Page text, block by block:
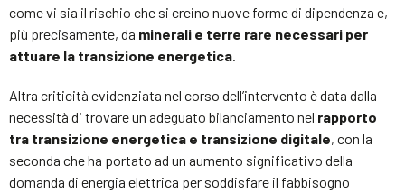
come vi sia il rischio che si creino nuove forme di dipendenza e,
più precisamente, da minerali e terre rare necessari per
attuare la transizione energetica.
Altra criticità evidenziata nel corso dell’intervento è data dalla
necessità di trovare un adeguato bilanciamento nel rapporto
tra transizione energetica e transizione digitale, con la
seconda che ha portato ad un aumento significativo della
domanda di energia elettrica per soddisfare il fabbisogno